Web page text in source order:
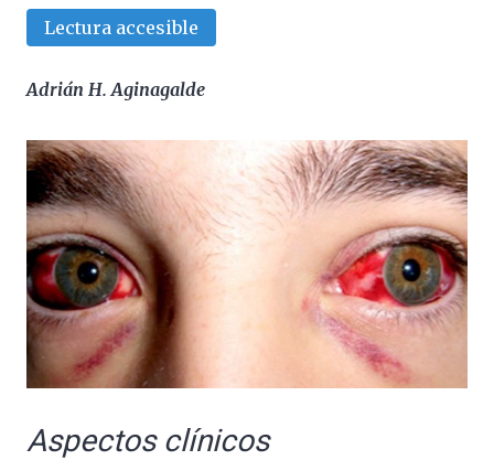
Lectura accesible
Adrián H. Aginagalde
Aspectos clínicos